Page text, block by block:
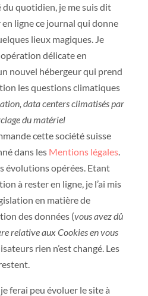
quotidien, je me suis dit
ligne ce journal qui donne
lieux magiques. Je
délicate en
nouvel hébergeur qui prend
les questions climatiques
data centers climatisés par
du matériel
cette société suisse
dans les Mentions légales.
évolutions opérées. Etant
à rester en ligne, je l’ai mis
en matière de
des données (vous avez dû
relative aux Cookies en vous
rien n’est changé. Les
ferai peu évoluer le site à